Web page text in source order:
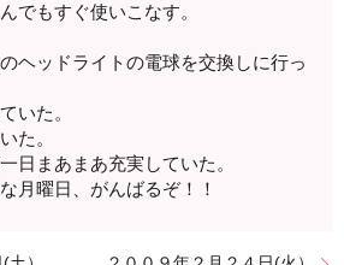
でもすぐ使いこなす。
ヘッドライトの電球を交換しに行っ
いた。
た。
日まあまあ充実していた。
月曜日、がんばるぞ！！